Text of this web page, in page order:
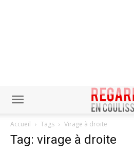
Accueil Tags Virage à droite
Tag: virage à droite